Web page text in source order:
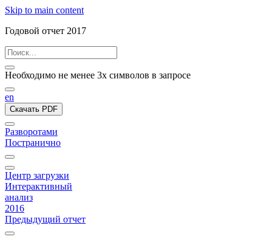
Skip to main content
Годовой отчет 2017
Необходимо не менее 3х символов в запросе
en
Скачать PDF
Разворотами
Постранично
Центр загрузки
Интерактивный
анализ
2016
Предыдущий отчет